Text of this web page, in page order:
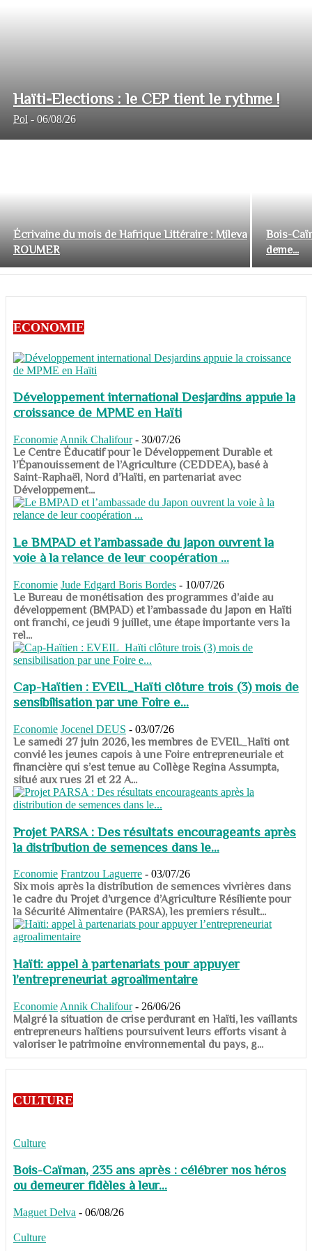
Haïti-Elections : le CEP tient le rythme !
Pol - 06/08/26
Écrivaine du mois de Hafrique Littéraire : Mileva
ROUMER
Bois-
deme...
ECONOMIE
Développement international Desjardins appuie la
croissance de MPME en Haïti
Economie Annik Chalifour - 30/07/26
​​​​​​​Le Centre Éducatif pour le Développement Durable et
l’Épanouissement de l’Agriculture (CEDDEA), basé à
Saint-Raphaël, Nord d’Haïti, en partenariat avec
Développement...
Le BMPAD et l’ambassade du Japon ouvrent la
voie à la relance de leur coopération ...
Economie Jude Edgard Boris Bordes - 10/07/26
​​​​​​​Le Bureau de monétisation des programmes d’aide au
développement (BMPAD) et l’ambassade du Japon en Haïti
ont franchi, ce jeudi 9 juillet, une étape importante vers la
rel...
Cap-Haïtien : EVEIL_Haïti clôture trois (3) mois de
sensibilisation par une Foire e...
Economie Jocenel DEUS - 03/07/26
Le samedi 27 juin 2026, les membres de EVEIL_Haïti ont
convié les jeunes capois à une Foire entrepreneuriale et
financière qui s’est tenue au Collège Regina Assumpta,
situé aux rues 21 et 22 A...
Projet PARSA : Des résultats encourageants après
la distribution de semences dans le...
Economie Frantzou Laguerre - 03/07/26
​​​​​​​Six mois après la distribution de semences vivrières dans
le cadre du Projet d’urgence d’Agriculture Résiliente pour
la Sécurité Alimentaire (PARSA), les premiers résult...
Haïti: appel à partenariats pour appuyer
l’entrepreneuriat agroalimentaire
Economie Annik Chalifour - 26/06/26
​​​​​​​Malgré la situation de crise perdurant en Haïti, les vaillants
entrepreneurs haïtiens poursuivent leurs efforts visant à
valoriser le patrimoine environnemental du pays, g...
CULTURE
Culture
Bois-Caïman, 235 ans après : célébrer nos héros
ou demeurer fidèles à leur...
Maguet Delva - 06/08/26
Culture